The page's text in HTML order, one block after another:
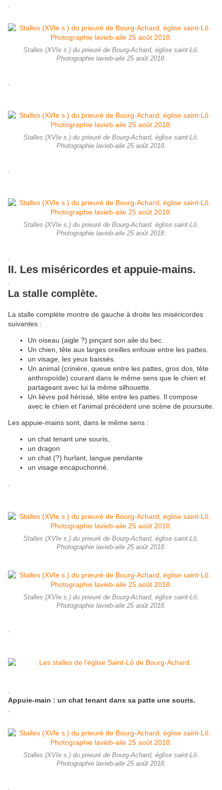
Stalles (XVIe s.) du prieuré de Bourg-Achard, église saint-Lô.
Photographie lavieb-aile 25 août 2018.
Stalles (XVIe s.) du prieuré de Bourg-Achard, église saint-Lô.
Photographie lavieb-aile 25 août 2018.
Stalles (XVIe s.) du prieuré de Bourg-Achard, église saint-Lô.
Photographie lavieb-aile 25 août 2018.
II. Les miséricordes et appuie-mains.
La stalle complète.
La stalle complète montre de gauche à droite les miséricordes
suivantes :
Un oiseau (aigle ?) pinçant son aile du bec.
Un chien, tête aux larges oreilles enfouie entre les pattes.
un visage, les yeux baissés.
Un animal (crinière, queue entre les pattes, gros dos, tête
anthropoïde) courant dans le même sens que le chien et
partageant avec lui la même silhouette.
Un lièvre poil hérissé, tête entre les pattes. Il compose
avec le chien et l'animal précédent une scène de poursuite.
Les appuie-mains sont, dans le même sens :
un chat tenant une souris,
un dragon
un chat (?) hurlant, langue pendante
un visage encapuchonné.
Stalles (XVIe s.) du prieuré de Bourg-Achard, église saint-Lô.
Photographie lavieb-aile 25 août 2018.
Stalles (XVIe s.) du prieuré de Bourg-Achard, église saint-Lô.
Photographie lavieb-aile 25 août 2018.
Appuie-main : un chat tenant dans sa patte une souris.
Stalles (XVIe s.) du prieuré de Bourg-Achard, église saint-Lô.
Photographie lavieb-aile 25 août 2018.